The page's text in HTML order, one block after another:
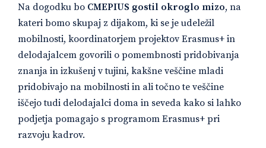
Na dogodku bo CMEPIUS gostil okroglo mizo, na
kateri bomo skupaj z dijakom, ki se je udeležil
mobilnosti, koordinatorjem projektov Erasmus+ in
delodajalcem govorili o pomembnosti pridobivanja
znanja in izkušenj v tujini, kakšne veščine mladi
pridobivajo na mobilnosti in ali točno te veščine
iščejo tudi delodajalci doma in seveda kako si lahko
podjetja pomagajo s programom Erasmus+ pri
razvoju kadrov.